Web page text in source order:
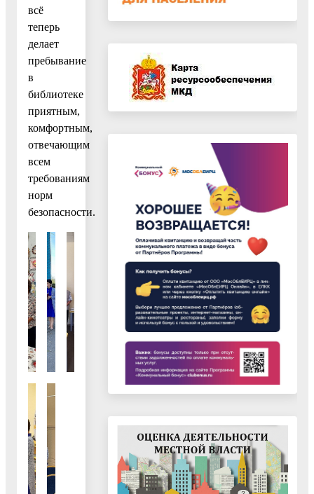
всё
теперь
делает
пребывание
в
библиотеке
приятным,
комфортным,
отвечающим
всем
требованиям
норм
безопасности.